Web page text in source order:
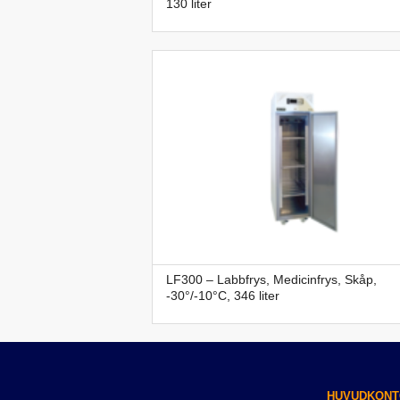
130 liter
LF300 – Labbfrys, Medicinfrys, Skåp,
-30°/-10°C, 346 liter